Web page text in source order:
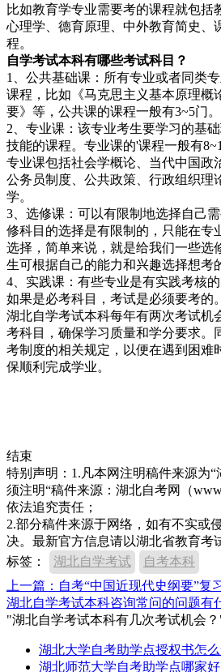
比如教育学专业需要考的课程就包括
心理学、德育原理、中外教育简史、
程。
自学考试本科有哪些考试科目？
1、公共基础课：所有专业或者同类
课程，比如《马克思主义基本原理概
要》等，公共课的课程一般有3~5门。
2、专业课：该专业考生要学习的基
技能的课程。专业课的'课程一般有
专业课包括社会学概论、当代中国政
公务员制度、公共政策、行政组织理
学。
3、选修课：可以有限制地选择自己
修科目的选择是有限制的，只能在专
选择，简单来说，就是给我们一些选
生可根据自己的能力和兴趣选择想考
4、实践课：有些专业是有实践考核
如果是必考科目，考试是必须要考的。
湖北自学考试本科每年有两次考试机
考科目，确保学习质量和学分要求。
考制度的相关规定，以便在遇到困难
保顺利完成学业。
结束
特别声明：1.凡本网注明稿件来源为
须注明“稿件来源：湖北自考网（
依法追究责任；
2.部分稿件来源于网络，如有不实或
决。最新官方信息请以湖北省教育考
标签：
湖北自学考试
自考本科
上一篇：自考“中国近现代史纲要”复
湖北自学考试本科咨询常问的问题有
"湖北自学考试本科有几次考试机会
湖北大学自考助学点授权书怎么
湖北师范大学自考助学点哪家好